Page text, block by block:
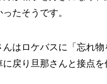
たそうです。
はロケバスに「忘れ物
に戻り旦那さんと接点を